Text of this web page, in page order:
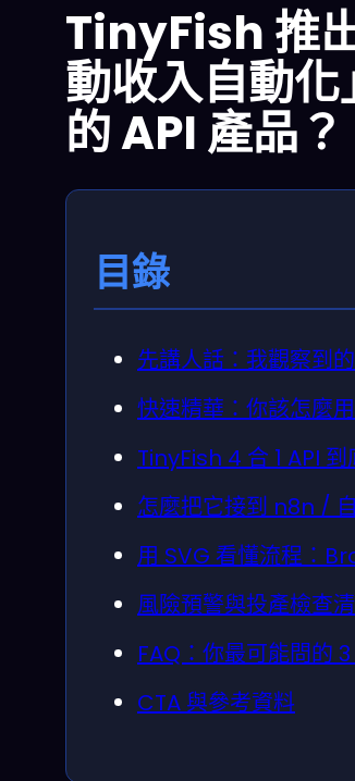
TinyFish 推
動收入自動
的 API 產品？
目錄
先講人話：我觀察到
快速精華：你該怎麼
TinyFish 4 合 1 API
怎麼把它接到 n8n /
用 SVG 看懂流程：
風險預警與投產檢查
FAQ：你最可能問的
CTA 與參考資料